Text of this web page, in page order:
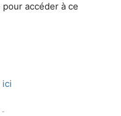
accéder à ce
ici
-